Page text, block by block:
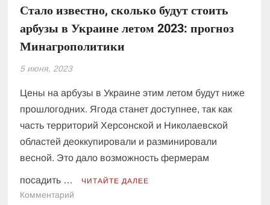
Стало известно, сколько будут стоить
арбузы в Украине летом 2023: прогноз
Минагрополитики
5 июня, 2023
Цены на арбузы в Украине этим летом будут ниже
прошлогодних. Ягода станет доступнее, так как
часть территорий Херсонской и Николаевской
областей деоккупировали и разминировали
весной. Это дало возможность фермерам
посадить … ЧИТАЙТЕ ДАЛЕЕ
Комментарий